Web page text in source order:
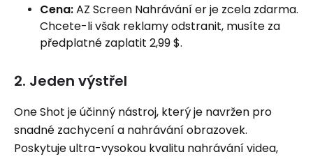
Cena:AZ Screen Nahrávání er je zcela zdarma.
Chcete-li však reklamy odstranit, musíte za
předplatné zaplatit 2,99 $.
2. Jeden výstřel
One Shot je účinný nástroj, který je navržen pro
snadné zachycení a nahrávání obrazovek.
Poskytuje ultra-vysokou kvalitu nahrávání videa,